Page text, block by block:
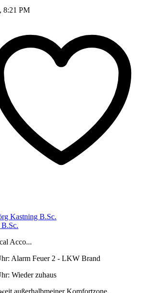
8:21 PM
Acco...
Alarm Feuer 2 - LKW Brand
Wieder zuhaus
außerhalbmeiner Komfortzone.